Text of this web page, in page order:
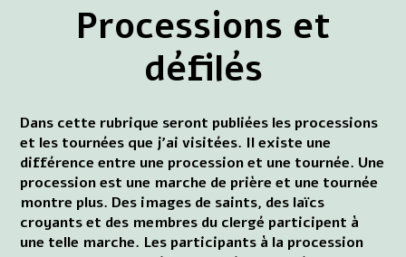
Processions et
défilés
Dans cette rubrique seront publiées les processions
et les tournées que j'ai visitées. Il existe une
différence entre une procession et une tournée. Une
procession est une marche de prière et une tournée
montre plus. Des images de saints, des laïcs
croyants et des membres du clergé participent à
une telle marche. Les participants à la procession